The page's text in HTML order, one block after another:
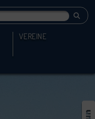
VEREINE